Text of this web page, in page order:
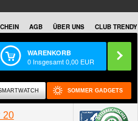
AGB ÜBER UNS CLUB TRENDY
WARENKORB
0 Insgesamt0,00 EUR
SOMMER GADGETS
20